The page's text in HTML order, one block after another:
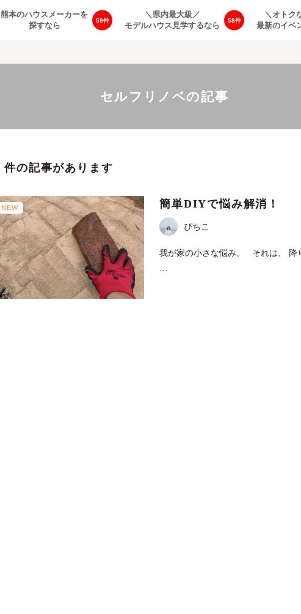
59
熊本のハウスメーカーを
探すなら
58
＼県内最大級／
モデルハウス見学するなら
＼オトク
最新のイベ
セルフリノベの記事
件の記事があります
NEW 簡単DIYで悩み解消！
ぴちこ
我が家の小さな悩み。 それは、 降